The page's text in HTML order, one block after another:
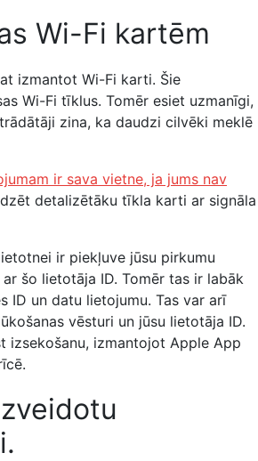
Wi-Fi kartēm
izmantot Wi-Fi karti. Šie
Wi-Fi tīklus. Tomēr esiet uzmanīgi,
zina, ka daudzi cilvēki meklē
ir sava vietne, ja jums nav
detalizētāku tīkla karti ar signāla
ir piekļuve jūsu pirkumu
šo lietotāja ID. Tomēr tas ir labāk
ID un datu lietojumu. Tas var arī
vēsturi un jūsu lietotāja ID.
izsekošanu, izmantojot Apple App